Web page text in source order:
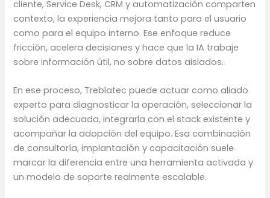
cliente, Service Desk, CRM y automatización comparten
contexto, la experiencia mejora tanto para el usuario
como para el equipo interno. Ese enfoque reduce
fricción, acelera decisiones y hace que la IA trabaje
sobre información útil, no sobre datos aislados.
En ese proceso, Treblatec puede actuar como aliado
experto para diagnosticar la operación, seleccionar la
solución adecuada, integrarla con el stack existente y
acompañar la adopción del equipo. Esa combinación
de consultoría, implantación y capacitación suele
marcar la diferencia entre una herramienta activada y
un modelo de soporte realmente escalable.